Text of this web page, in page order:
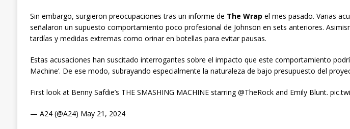
Sin embargo, surgieron preocupaciones tras un informe de The Wrap el mes pasado. Varias
señalaron un supuesto comportamiento poco profesional de Johnson en sets anteriores.
tardías y medidas extremas como orinar en botellas para evitar pausas.
Estas acusaciones han suscitado interrogantes sobre el impacto que este comportamiento
Machine’. De ese modo, subrayando especialmente la naturaleza de bajo presupuesto del
First look at Benny Safdie’s THE SMASHING MACHINE starring @TheRock and Emily Blunt.
— A24 (@A24) May 21, 2024